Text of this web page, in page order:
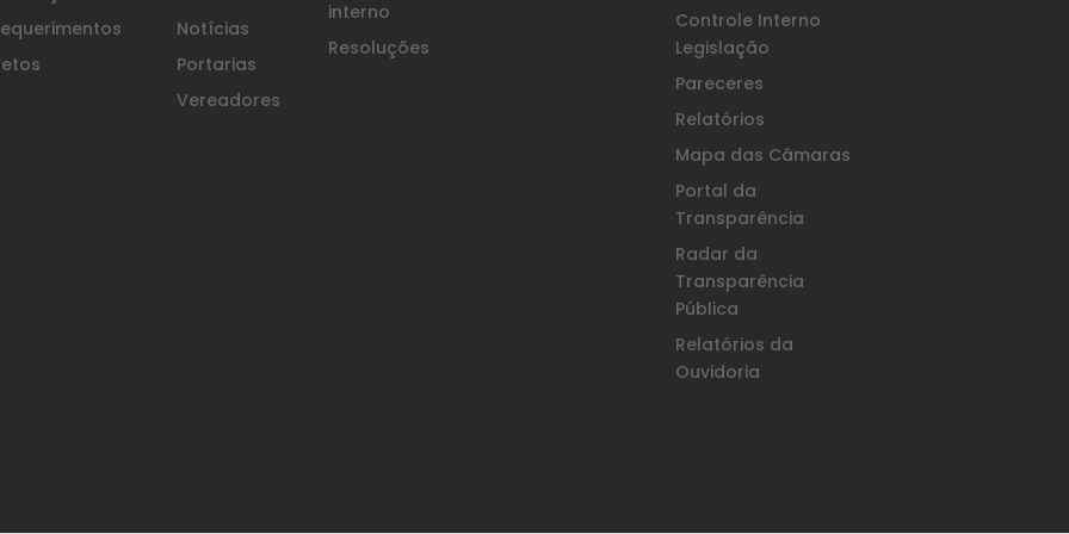
Notícias
Portarias
Vereadores
interno
Resoluções
Controle Interno
Legislação
Pareceres
Relatórios
Mapa das Câmaras
Portal da
Transparência
Radar da
Transparência
Pública
Relatórios da
Ouvidoria